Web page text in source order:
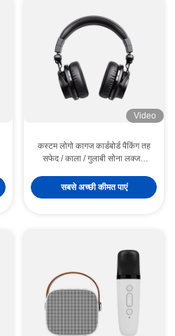
Video
कस्टम लोगो कागज कार्डबोर्ड पैकिंग तह
सफेद / काला / गुलाबी सोना लक्जरी
सबसे अच्छी कीमत पाएं